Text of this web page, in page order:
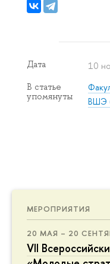
МЕРОПРИЯТИЯ
20 МАЯ – 20
VII
Дата 10
статье
упомянуты
ШЭ